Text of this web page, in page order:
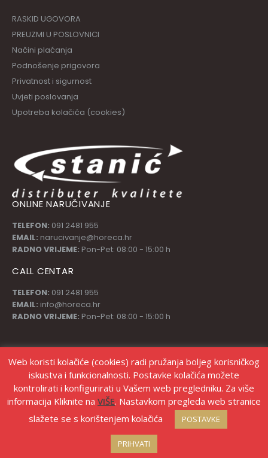
RASKID UGOVORA
PREUZMI U POSLOVNICI
Načini plaćanja
Podnošenje prigovora
Privatnost i sigurnost
Uvjeti poslovanja
Upotreba kolačića (cookies)
ONLINE NARUČIVANJE
TELEFON: 091 2481 955
EMAIL: narucivanje@horeca.hr
RADNO VRIJEME: Pon-Pet: 08:00 - 15:00 h
CALL CENTAR
TELEFON: 091 2481 955
EMAIL: info@horeca.hr
RADNO VRIJEME: Pon-Pet: 08:00 - 15:00 h
Izrada web shopa Marketing strategije
Web koristi kolačiće (cookies) radi pružanja boljeg korisničkog
iskustva i funkcionalnosti. Postavke kolačića možete
kontrolirati i konfigurirati u Vašem web pregledniku. Za više
informacija Kliknite na VIŠE. Nastavkom pregleda web stranice
slažete se s korištenjem kolačića
POSTAVKE
PRIHVATI